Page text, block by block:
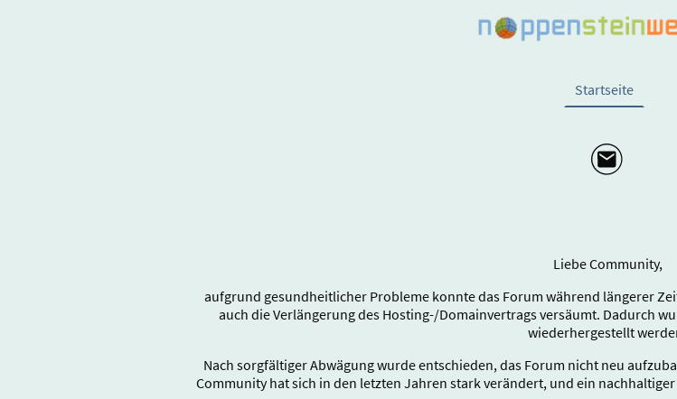
Startseite
Liebe Community,
aufgrund gesundheitlicher Probleme konnte das Forum während längerer
auch die Verlängerung des Hosting-/Domainvertrags versäumt. Dadurch
wiederhergestellt
Nach sorgfältiger Abwägung wurde entschieden, das Forum nicht neu
Community hat sich in den letzten Jahren stark verändert, und ein